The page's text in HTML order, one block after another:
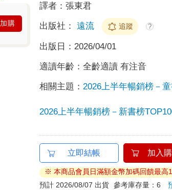
加購
譯者：張東君
出版社： 遠流 追蹤 ?
出版日： 2026/04/01
適讀年齡：全齡適讀 有注音
相關主題： 2026上半年暢銷榜－
2026上半年暢銷榜－新書榜
立即結帳 加入
※ 本商品會員日滿額金幣加碼回饋最高
預計 2026/08/07 出貨 參考庫存量：6